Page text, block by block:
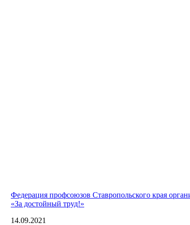
Федерация профсоюзов Ставропольского края
«За достойный труд!»
14.09.2021